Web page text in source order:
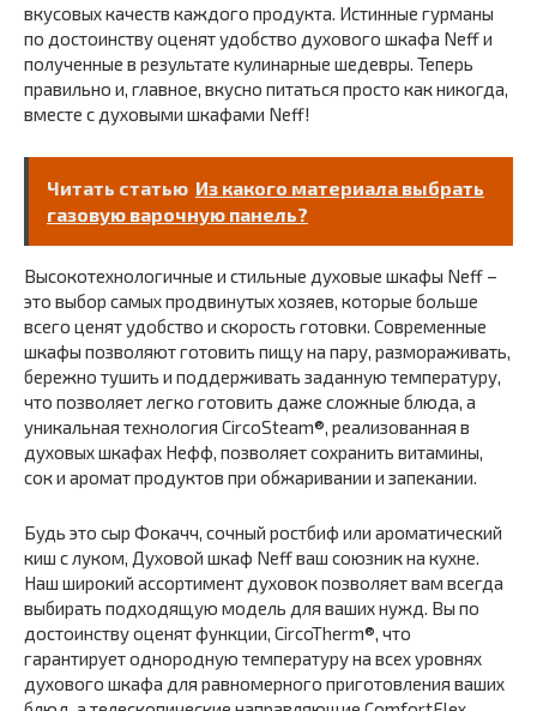
вкусовых качеств каждого продукта. Истинные гурманы
по достоинству оценят удобство духового шкафа Neff и
полученные в результате кулинарные шедевры. Теперь
правильно и, главное, вкусно питаться просто как никогда,
вместе с духовыми шкафами Neff!
Читать статью Из какого материала выбрать
газовую варочную панель?
Высокотехнологичные и стильные духовые шкафы Neff –
это выбор самых продвинутых хозяев, которые больше
всего ценят удобство и скорость готовки. Современные
шкафы позволяют готовить пищу на пару, размораживать,
бережно тушить и поддерживать заданную температуру,
что позволяет легко готовить даже сложные блюда, а
уникальная технология CircoSteam®, реализованная в
духовых шкафах Нефф, позволяет сохранить витамины,
сок и аромат продуктов при обжаривании и запекании.
Будь это сыр Фокачч, сочный ростбиф или ароматический
киш с луком, Духовой шкаф Neff ваш союзник на кухне.
Наш широкий ассортимент духовок позволяет вам всегда
выбирать подходящую модель для ваших нужд. Вы по
достоинству оценят функции, CircoTherm®, что
гарантирует однородную температуру на всех уровнях
духового шкафа для равномерного приготовления ваших